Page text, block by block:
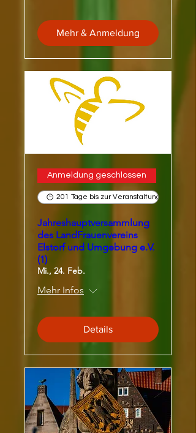
Mehr & Anmeldung
Anmeldung geschlossen
201 Tage bis zur Veranstaltung
Jahreshauptversammlung
des LandFrauenvereins
Elstorf und Umgebung e.V.
(1)
Mi., 24. Feb.
Mehr Infos
Details